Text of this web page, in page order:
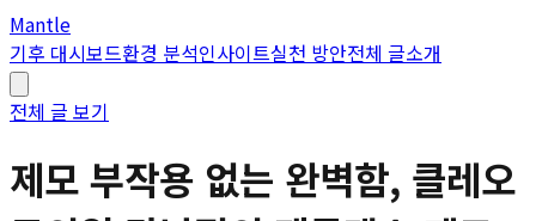
Mantle
기후 대시보드환경 분석인사이트실천 방안전체 글소개
전체 글 보기
제모 부작용 없는 완벽함, 클레오